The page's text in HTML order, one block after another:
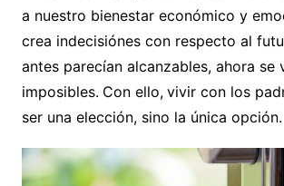
a nuestro bienestar económico y
crea indecisiónes con respecto al
antes parecían alcanzables, ahora se
imposibles. Con ello, vivir con los
ser una elección, sino la única opción.